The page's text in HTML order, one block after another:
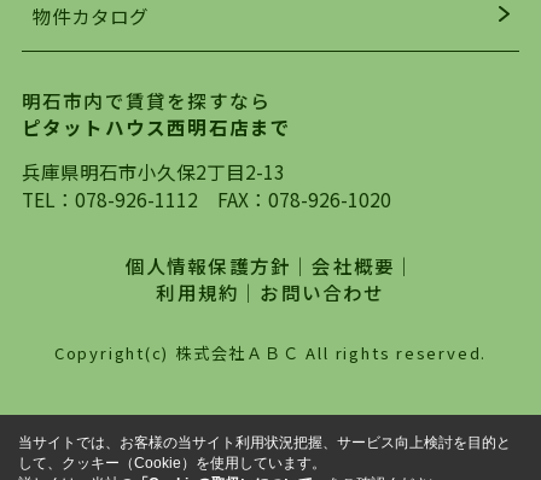
を行っており地域最大級の情報取扱量を誇ってお
ります。店頭で限られた物件をご紹介する、従来
自身でインターネットを利用し、理想のお部屋を
探していただき、選択していただいた物件情報に
対して、専門知識を持ったスタッフがサポートさ
せていただくスタイルを心がけております。私た
は、一度だけでは終わらない、お客様との末長い
お付き合いです。初めての一人暮らしから、就
職・ご結婚・売買物件の購入、などなど一生涯に
わたる、良きアドバイザーとして、地域に密着し
た営業スタイルで様々なお役立ちができればと強
わせください。
物件カタログ
明石市内で賃貸を探すなら
ピタットハウス西明石店まで
兵庫県明石市小久保2丁目2-13
TEL： 078-926-1112 FAX：078-926-1020
個人情報保護方針 ｜会社概要 ｜
利用規約 ｜ お問い合わせ
Copyright(c) 株式会社ＡＢＣ All rights reserved.
当サイトでは、お客様の当サイト利用状況把握、サービス向上検討を目的と
して、クッキー（Cookie）を使用しています。